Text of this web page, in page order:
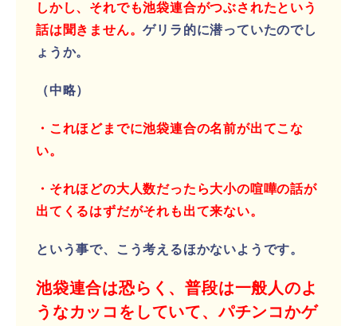
しかし、それでも池袋連合がつぶされたという
話は聞きません。ゲリラ的に潜っていたのでし
ょうか。
（中略）
・これほどまでに池袋連合の名前が出てこな
い。
・それほどの大人数だったら大小の喧嘩の話が
出てくるはずだがそれも出て来ない。
という事で、こう考えるほかないようです。
池袋連合は恐らく、普段は一般人のよ
うなカッコをしていて、パチンコかゲ